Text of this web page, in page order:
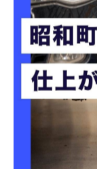
昭和町にてタ
案
タイヤ交換 洗車
< 前のページ